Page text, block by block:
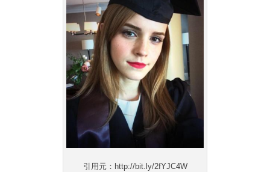
引用元：http://bit.ly/2fYJC4W